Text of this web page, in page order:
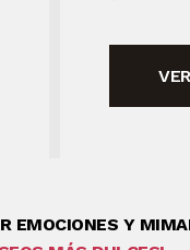
EMOCIONES Y